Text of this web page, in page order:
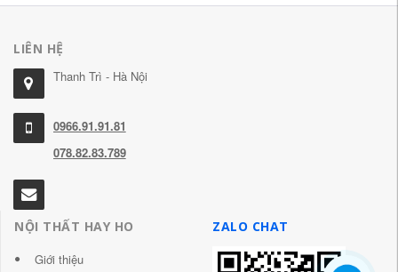
LIÊN HỆ
Thanh Trì - Hà Nội
0966.91.91.81
078.82.83.789
NỘI THẤT HAY HO
Giới thiệu
ZALO CHAT